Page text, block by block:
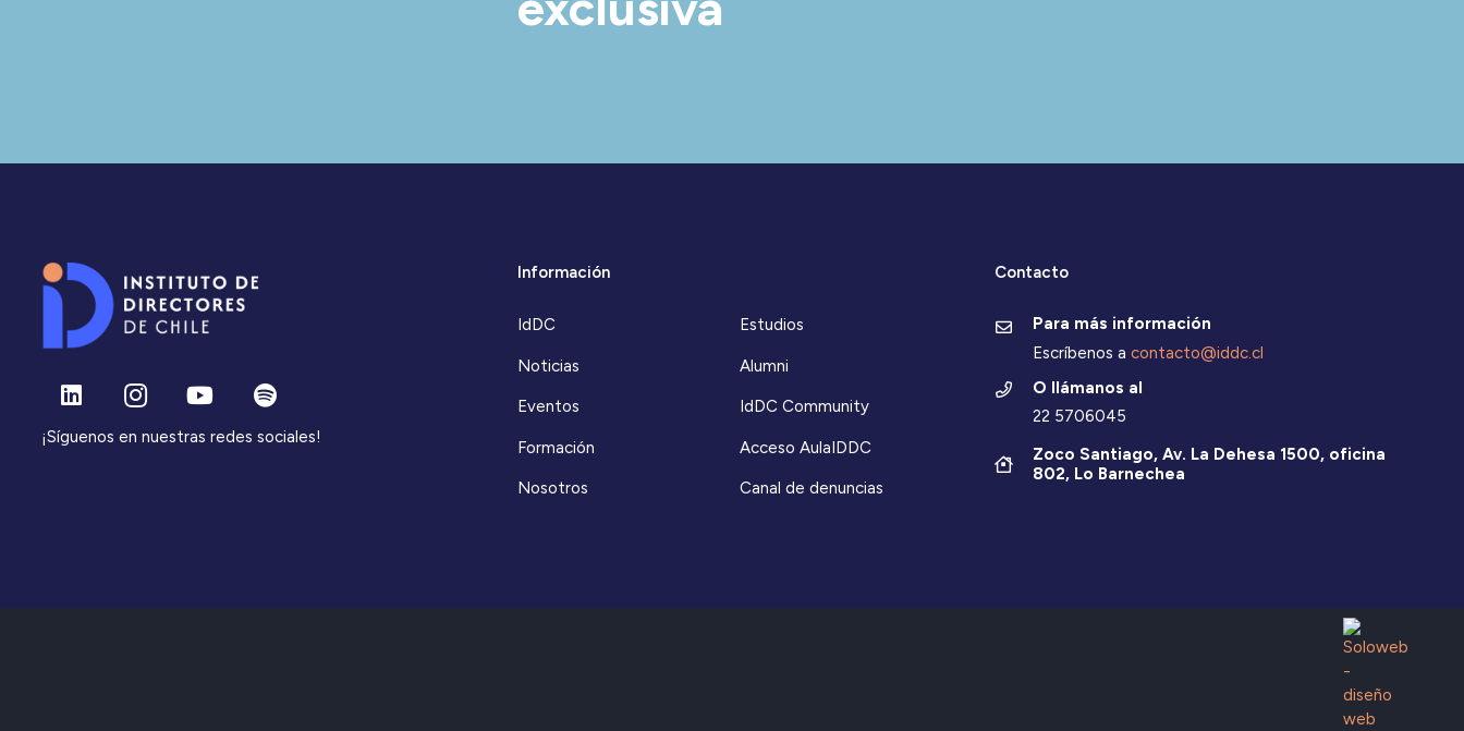
¡Síguenos en nuestras redes sociales!
Información
IdDC
Noticias
Eventos
Formación
Nosotros
Estudios
Alumni
IdDC Community
Acceso AulaIDDC
Canal de denuncias
Contacto
Para más información
Escríbenos a contacto@iddc.cl
O llámanos al
22 5706045
Zoco Santiago, Av. La Dehesa 1500, oficina
802, Lo Barnechea